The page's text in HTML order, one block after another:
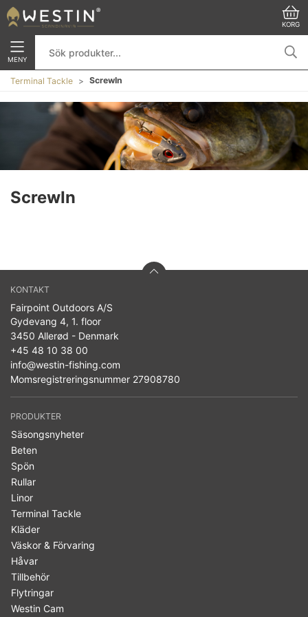
KORG
MENY
Terminal Tackle ScrewIn
ScrewIn
KONTAKT
Fairpoint Outdoors A/S
Gydevang 4, 1. floor
3450 Allerød - Denmark
+45 48 10 38 00
info@westin-fishing.com
Momsregistreringsnummer 27908780
PRODUKTER
Säsongsnyheter
Beten
Spön
Rullar
Linor
Terminal Tackle
Kläder
Väskor & Förvaring
Håvar
Tillbehör
Flytringar
Westin Cam